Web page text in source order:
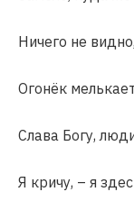
Ничего не
Огонёк
Слава Богу,
Я кричу, – я